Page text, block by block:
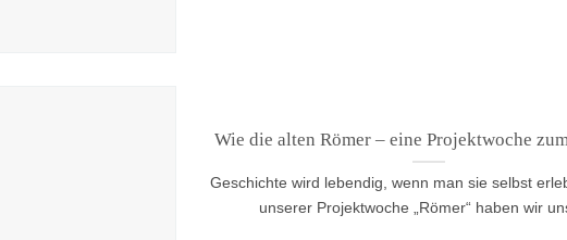
Wie die alten Römer – eine Projektwoche
Geschichte wird lebendig, wenn man sie selbst
unserer Projektwoche „Römer“ haben wir